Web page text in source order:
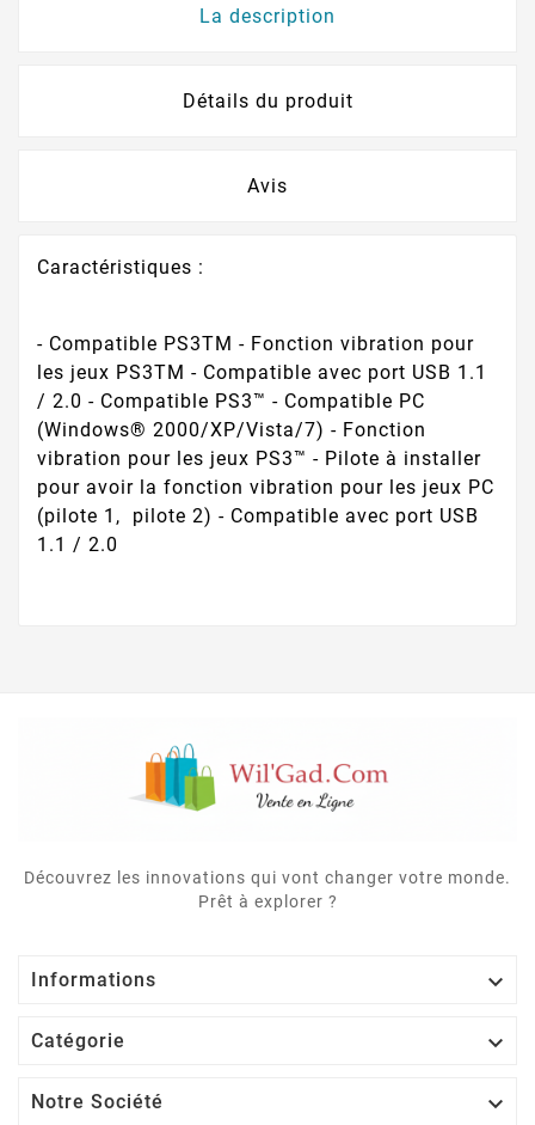
La description
Détails du produit
Avis
Caractéristiques :
- Compatible PS3TM - Fonction vibration pour
les jeux PS3TM - Compatible avec port USB 1.1
/ 2.0 - Compatible PS3™ - Compatible PC
(Windows® 2000/XP/Vista/7) - Fonction
vibration pour les jeux PS3™ - Pilote à installer
pour avoir la fonction vibration pour les jeux PC
(pilote 1, pilote 2) - Compatible avec port USB
1.1 / 2.0
Découvrez les innovations qui vont changer votre monde.
Prêt à explorer ?
Informations 
Catégorie 
Notre Société 